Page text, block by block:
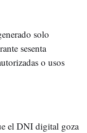
solo
sesenta
o usos
el DNI digital goza